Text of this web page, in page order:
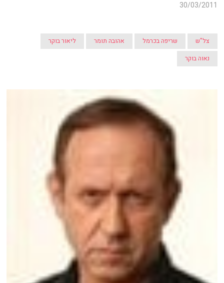
30/03/2011
צל"ש שריפה בכרמל אהובה תומר
ליאור בוקר
נאוה בוקר